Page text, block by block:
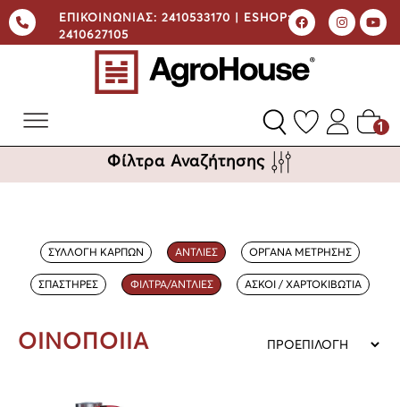
ΕΠΙΚΟΙΝΩΝΙΑΣ: 2410533170 | ESHOP:
2410627105
1
Φίλτρα Αναζήτησης
ΣΥΛΛΟΓΗ ΚΑΡΠΩΝ ΑΝΤΛΙΕΣ ΟΡΓΑΝΑ ΜΕΤΡΗΣΗΣ
ΣΠΑΣΤΗΡΕΣ ΦΙΛΤΡΑ/ΑΝΤΛΙΕΣ ΑΣΚΟΙ / ΧΑΡΤΟΚΙΒΩΤΙΑ
ΟΙΝΟΠΟΙΙΑ